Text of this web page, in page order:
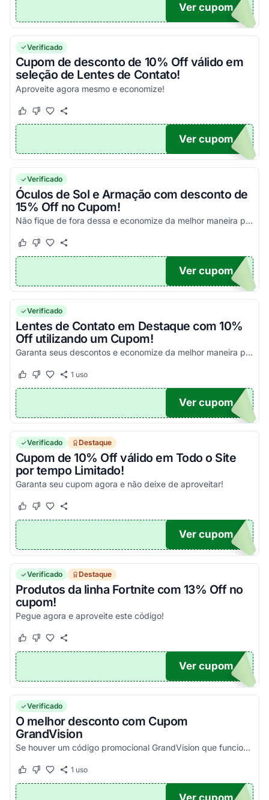
ORA5
Ver cupom
Verificado
Cupom de desconto de 10% Off válido em
seleção de Lentes de Contato!
Aproveite agora mesmo e economize!
Este cupom funcionou
Este cupom não funcionou
N10R
Ver cupom
Verificado
Óculos de Sol e Armação com desconto de
15% Off no Cupom!
Não fique de fora dessa e economize da melhor maneira possível!
Este cupom funcionou
Este cupom não funcionou
N15R
Ver cupom
Verificado
Lentes de Contato em Destaque com 10%
Off utilizando um Cupom!
Garanta seus descontos e economize da melhor maneira possível!
Este cupom funcionou
Este cupom não funcionou
1 uso
10A
Ver cupom
Verificado Destaque
Cupom de 10% Off válido em Todo o Site
por tempo Limitado!
Garanta seu cupom agora e não deixe de aproveitar!
Este cupom funcionou
Este cupom não funcionou
N10
Ver cupom
Verificado Destaque
Produtos da linha Fortnite com 13% Off no
cupom!
Pegue agora e aproveite este código!
Este cupom funcionou
Este cupom não funcionou
VIVO
Ver cupom
Verificado
O melhor desconto com Cupom
GrandVision
Se houver um código promocional GrandVision que funciona, ele estará aqui na nossa página. Pegue o voucher e confira agora!
Este cupom funcionou
Este cupom não funcionou
1 uso